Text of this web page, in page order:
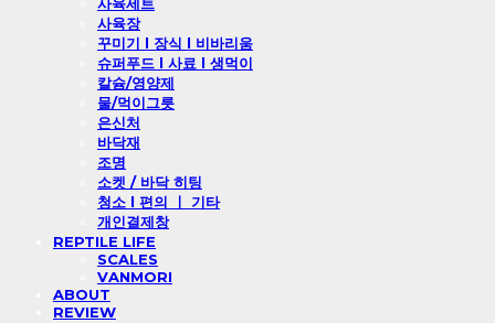
사육세트
사육장
꾸미기 l 장식 l 비바리움
슈퍼푸드 l 사료 l 생먹이
칼슘/영양제
물/먹이그릇
은신처
바닥재
조명
소켓 / 바닥 히팅
청소 l 편의 ㅣ 기타
개인결제창
REPTILE LIFE
SCALES
VANMORI
ABOUT
REVIEW